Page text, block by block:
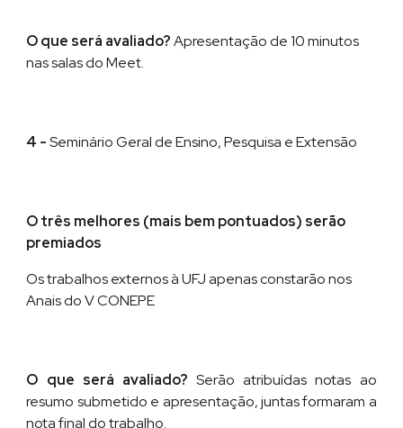
O que será avaliado? Apresentaçãode10minutos
nas salas do Meet.
4 - Seminário Geral de Ensino, Pesquisa e Extensão
O três melhores (mais bem pontuados) serão
premiados
Os trabalhos externos à UFJ apenas constarão nos
Anais do V CONEPE
O que será avaliado? Serão atribuídas notas ao
resumo submetido e apresentação, juntas formaram a
nota final do trabalho.